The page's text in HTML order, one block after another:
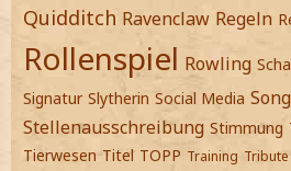
Quidditch Ravenclaw Regeln
Rollenspiel Rowling
Signatur Slytherin Social Media
Stellenausschreibung Stimmung
Tierwesen Titel TOPP Training